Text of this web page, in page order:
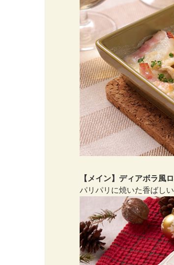
【メイン】ディアボラ風
パリパリに焼いた香ばし